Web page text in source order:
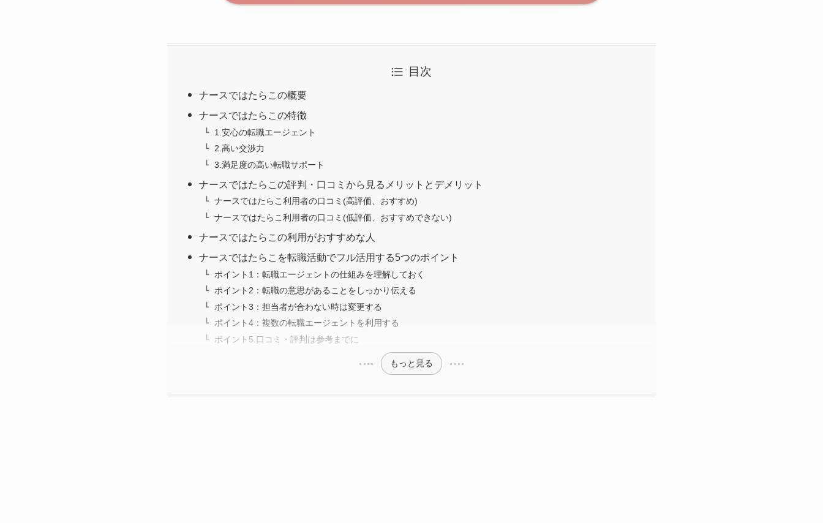
目次
ナースではたらこの概要
ナースではたらこの特徴
1.安心の転職エージェント
2.高い交渉力
3.満足度の高い転職サポート
ナースではたらこの評判・口コミから見るメリットとデメリット
ナースではたらこ利用者の口コミ(高評価、おすすめ)
ナースではたらこ利用者の口コミ(低評価、おすすめできない)
ナースではたらこの利用がおすすめな人
ナースではたらこを転職活動でフル活用する5つのポイント
ポイント1：転職エージェントの仕組みを理解しておく
ポイント2：転職の意思があることをしっかり伝える
ポイント3：担当者が合わない時は変更する
ポイント4：複数の転職エージェントを利用する
ポイント5.口コミ・評判は参考までに
もっと見る